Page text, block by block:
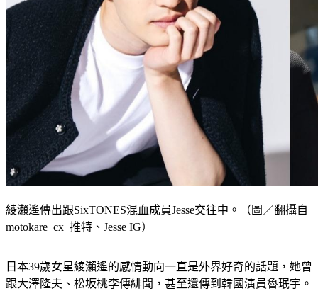
綾瀨遙傳出跟SixTONES混血成員Jesse交往中。（圖／翻攝自
motokare_cx_推特、Jesse IG）
日本39歲女星綾瀨遙的感情動向一直是外界好奇的話題，她曾
跟大澤隆夫、松坂桃李傳緋聞，甚至還傳到韓國演員魯珉宇。